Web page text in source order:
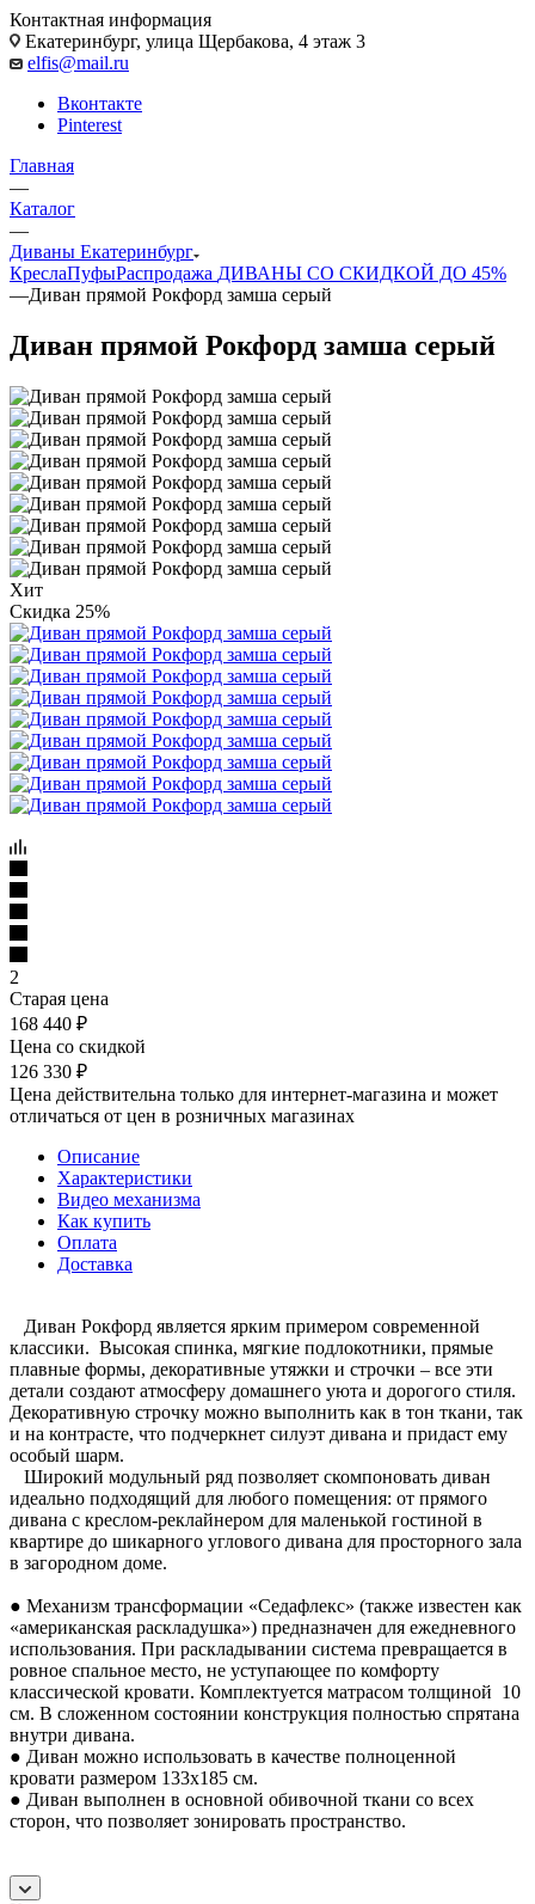
Контактная информация
Екатеринбург, улица Щербакова, 4 этаж 3
elfis@mail.ru
Вконтакте
Pinterest
Главная
—
Каталог
—
Диваны Екатеринбург
КреслаПуфыРаспродажа ДИВАНЫ СО СКИДКОЙ ДО 45%
—Диван прямой Рокфорд замша серый
Диван прямой Рокфорд замша серый
Хит
Скидка 25%
2
Старая цена
168 440 ₽
Цена со скидкой
126 330 ₽
Цена действительна только для интернет-магазина и может
отличаться от цен в розничных магазинах
Описание
Характеристики
Видео механизма
Как купить
Оплата
Доставка
Диван Рокфорд является ярким примером современной
классики. Высокая спинка, мягкие подлокотники, прямые
плавные формы, декоративные утяжки и строчки – все эти
детали создают атмосферу домашнего уюта и дорогого стиля.
Декоративную строчку можно выполнить как в тон ткани, так
и на контрасте, что подчеркнет силуэт дивана и придаст ему
особый шарм.
Широкий модульный ряд позволяет скомпоновать диван
идеально подходящий для любого помещения: от прямого
дивана с креслом-реклайнером для маленькой гостиной в
квартире до шикарного углового дивана для просторного зала
в загородном доме.
● Механизм трансформации «Седафлекс» (также известен как
«американская раскладушка») предназначен для ежедневного
использования. При раскладывании система превращается в
ровное спальное место, не уступающее по комфорту
классической кровати. Комплектуется матрасом толщиной 10
см. В сложенном состоянии конструкция полностью спрятана
внутри дивана.
● Диван можно использовать в качестве полноценной
кровати размером 133x185 см.
● Диван выполнен в основной обивочной ткани со всех
сторон, что позволяет зонировать пространство.